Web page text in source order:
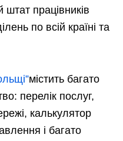
працівників
по всій країні та
містить багато
перелік послуг,
калькулятор
і багато